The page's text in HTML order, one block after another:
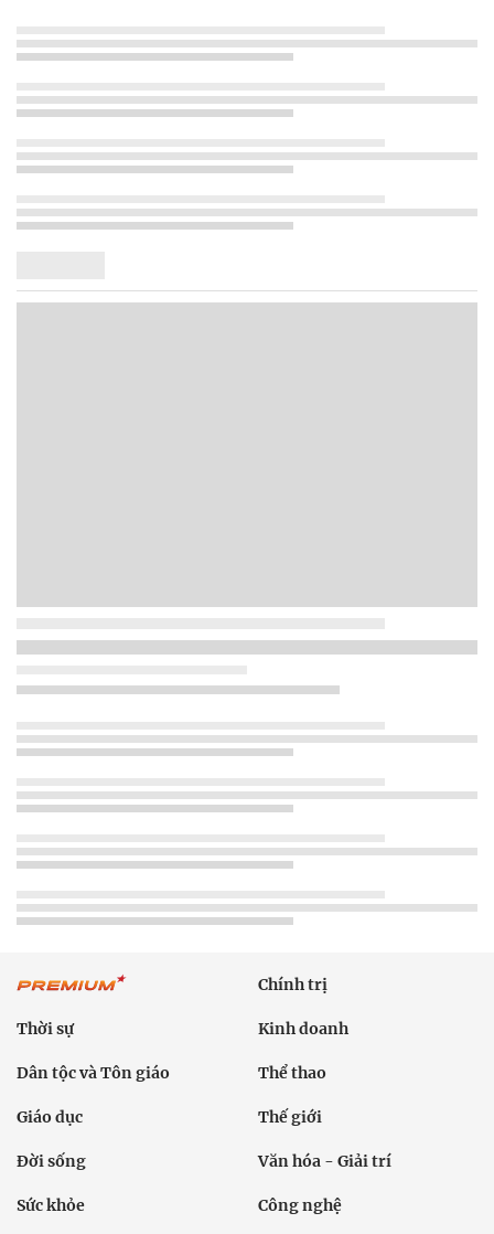
Chính trị
Thời sự Kinh doanh
Dân tộc và Tôn giáo Thể thao
Giáo dục Thế giới
Đời sống Văn hóa - Giải trí
Sức khỏe Công nghệ